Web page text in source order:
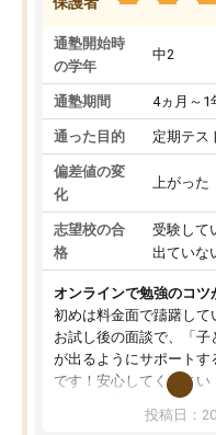
通塾開始時
の学年
中2
通塾期間 4ヵ月～1
通った目的 定期テス
偏差値の変
化
上がった
志望校の合
格
受験して
出ていな
オンラインで勉強のコツ
初めは料金面で躊躇して
お試し後の面談で、「子
が出るようにサポートす
です！安心してください
ないのは私たち講師の責
ってくださり、確かに
投稿日：